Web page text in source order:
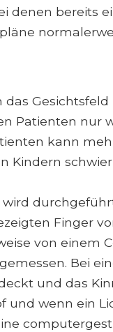
denen bereits
Gesichtsfeld
Patienten nur
kann
Kindern
Finger
von einem
Bei
und das
und wenn ein